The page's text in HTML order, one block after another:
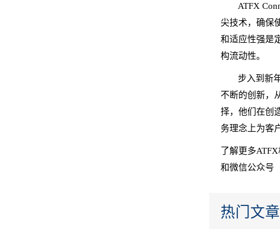
ATFX
尖技术，确保
和适应性强是
构流动性。
步入到新
不断的创新，
择，他们在创
务理念上为客
了解更多
和微信公众号
热门文章